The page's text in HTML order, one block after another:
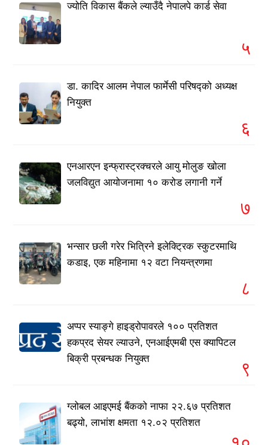
ज्योति विकास बैंकले ल्याउँदै नेपालपे कार्ड सेवा
५
डा. कादिर आलम नेपाल फार्मेसी परिषद्को अध्यक्ष
नियुक्त
६
एनआरएन इन्फ्रास्ट्रक्चरले आयु मोलुङ खोला
जलविद्युत आयोजनामा १० करोड लगानी गर्ने
७
भन्सार छली गरेर भित्रिने इलेक्ट्रिक स्कुटरमाथि
कडाइ, एक महिनामा १२ वटा नियन्त्रणमा
८
अप्पर स्याङ्गे हाइड्रोपावरले १०० प्रतिशत
हकप्रद सेयर ल्याउने, एनआईएमबी एस क्यापिटल
बिक्री प्रबन्धक नियुक्त
९
ग्लोबल आइएमई बैंकको नाफा २२.६७ प्रतिशत
बढ्यो, लाभांश क्षमता १२.०२ प्रतिशत